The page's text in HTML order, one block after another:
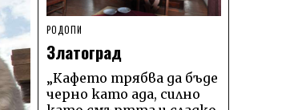
РОДОПИ
Златоград
„Кафето трябва да бъде
черно като ада, силно